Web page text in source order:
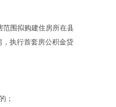
围拟购建住房所在县
，执行首套房公积金贷
；